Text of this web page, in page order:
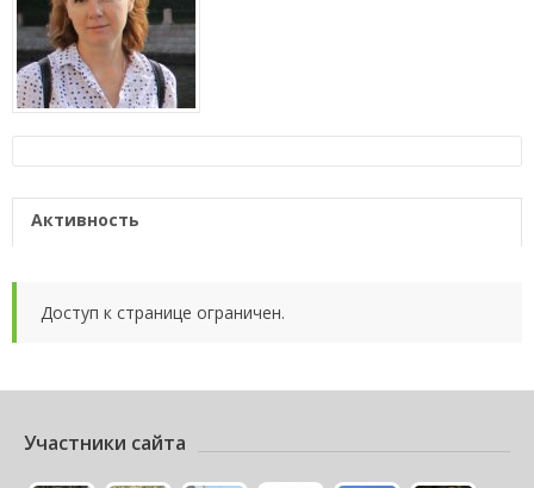
Активность
Доступ к странице ограничен.
Участники сайта